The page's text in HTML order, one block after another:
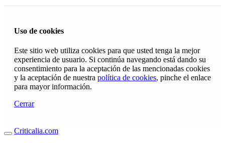
Uso de cookies
Este sitio web utiliza cookies para que usted tenga la mejor
experiencia de usuario. Si continúa navegando está dando su
consentimiento para la aceptación de las mencionadas cookies
y la aceptación de nuestra política de cookies, pinche el enlace
para mayor información.
Cerrar
Criticalia.com